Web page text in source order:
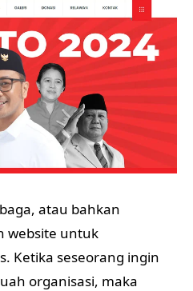
atau bahkan
website untuk
Ketika seseorang ingin
organisasi, maka